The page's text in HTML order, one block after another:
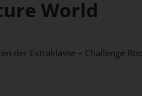
World
der Extraklasse – Challenge